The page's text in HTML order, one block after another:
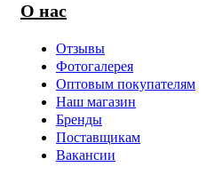
О нас
Отзывы
Фотогалерея
Оптовым покупателям
Наш магазин
Бренды
Поставщикам
Вакансии